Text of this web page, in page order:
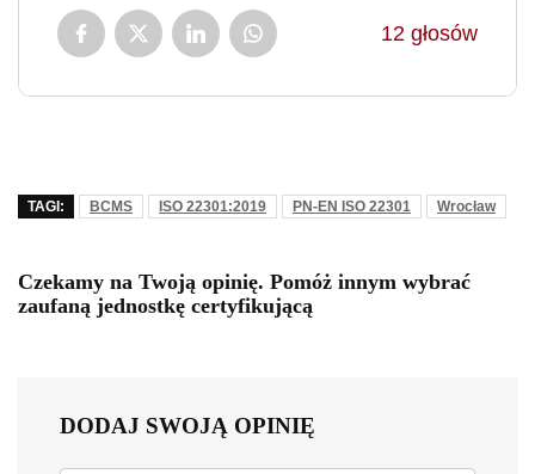
12 głosów
TAGI: BCMS ISO 22301:2019 PN-EN ISO 22301 Wrocław
Czekamy na Twoją opinię. Pomóż innym wybrać
zaufaną jednostkę certyfikującą
DODAJ SWOJĄ OPINIĘ